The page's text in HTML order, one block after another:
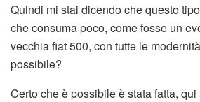
Quindi mi stai dicendo che questo
che consuma poco, come fosse un
vecchia fiat 500, con tutte le
possibile?
Certo che è possibile è stata fatta, qui